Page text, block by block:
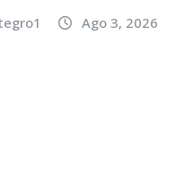
Ago 3, 2026